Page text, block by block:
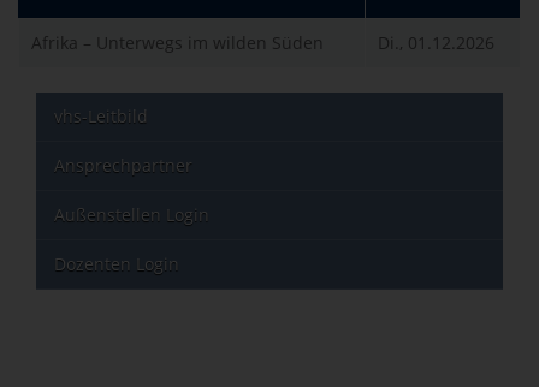
Afrika – Unterwegs im wilden Süden Di., 01.12.2026
vhs-Leitbild
Ansprechpartner
Außenstellen Login
Dozenten Login